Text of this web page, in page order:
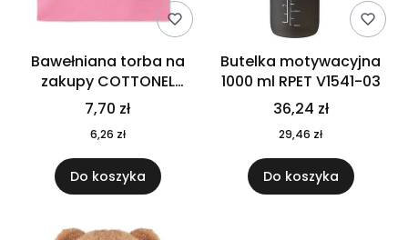
Bawełniana torba na
zakupy COTTONEL
COLOUR++ MO9846-11
7,70 zł
6,26 zł
Do koszyka
Butelka motywacyjna
1000 ml RPET V1541-03
36,24 zł
29,46 zł
Do koszyka